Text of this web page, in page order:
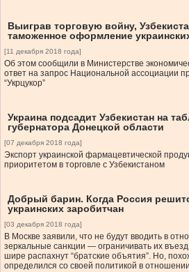
Выиграв торговую войну,
таможенное оформление
[11 декабря 2018 года]
Об этом сообщили в Министерстве
ответ на запрос Национальной ассоциации
“Укрцукор”
Украина подсадит Узбекистан на
губернатора Донецкой области
[07 декабря 2018 года]
Экспорт украинской фармацевтической
приоритетом в торговле с Узбекистаном
Добрый барин. Когда Россия
украинских заробитчан
[03 декабря 2018 года]
В Москве заявили, что не будут вводить в
зеркальные санкции — ограничивать их
шире распахнут “братские объятия”. Но,
определился со своей политикой в